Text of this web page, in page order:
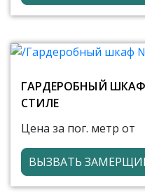
ГАРДЕРОБНЫЙ
СТИЛЕ
Цена за пог. метр от
ВЫЗВАТЬ